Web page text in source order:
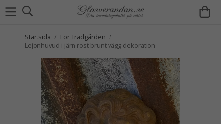
Startsida / För Trädgården /
Lejonhuvud i järn rost brunt vägg dekoration